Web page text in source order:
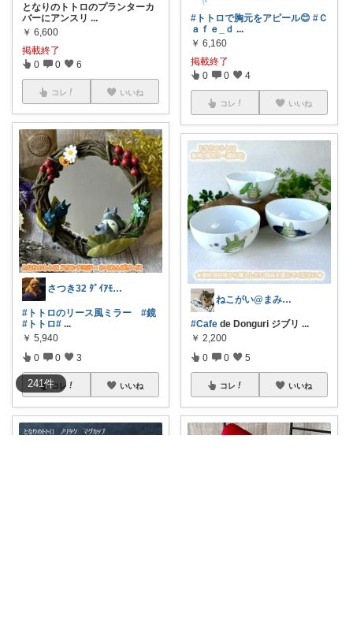
241件
となりのトトロのプランターカ
バーにアンスリ ...
￥ 6,600
掲載終了
0 0 6
コレ いいね
さつき32 ﾀﾞｲｱﾓﾝﾄﾞ会員歴7年
#トトロのリース風ミラー
#鏡
#トトロ# ...
￥ 5,940
0 0 3
コレ いいね
#トトロで胸元をアピール😊 #Ｃ
ａｆｅ_ｄ ...
￥ 6,160
掲載終了
0 0 4
コレ いいね
ねこがい@まみりむ😼
#Cafe de Donguri ジブリ ...
￥ 2,200
0 0 5
コレ いいね